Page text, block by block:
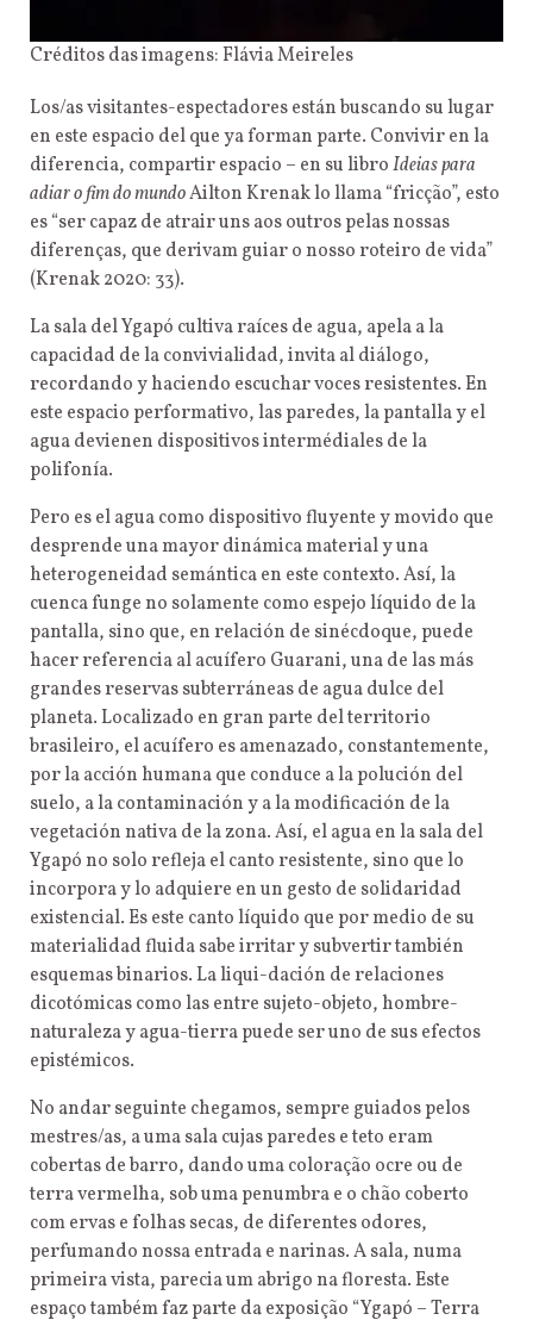
Créditos das imagens: Flávia Meireles
Los/as visitantes-espectadores están buscando su lugar
en este espacio del que ya forman parte. Convivir en la
diferencia, compartir espacio – en su libroIdeias para
adiar o fim do mundoAilton Krenak lo llama “fricção”, esto
es “ser capaz de atrair uns aos outros pelas nossas
diferenças, que derivam guiar o nosso roteiro de vida”
(Krenak 2020: 33).
La sala del Ygapó cultiva raíces de agua, apela a la
capacidad de la convivialidad, invita al diálogo,
recordando y haciendo escuchar voces resistentes. En
este espacio performativo, las paredes, la pantalla y el
agua devienen dispositivos intermédiales de la
polifonía.
Pero es el agua como dispositivo fluyente y movido que
desprende una mayor dinámica material y una
heterogeneidad semántica en este contexto. Así, la
cuenca funge no solamente como espejo líquido de la
pantalla, sino que, en relación de sinécdoque, puede
hacer referencia al acuífero Guarani, una de las más
grandes reservas subterráneas de agua dulce del
planeta. Localizado en gran parte del territorio
brasileiro, el acuífero es amenazado, constantemente,
por la acción humana que conduce a la polución del
suelo, a la contaminación y a la modificación de la
vegetación nativa de la zona. Así, el agua en la sala del
Ygapó no solo refleja el canto resistente, sino que lo
incorpora y lo adquiere en un gesto de solidaridad
existencial. Es este canto líquido que por medio de su
materialidad fluida sabe irritar y subvertir también
esquemas binarios. La liqui-dación de relaciones
dicotómicas como las entre sujeto-objeto, hombre-
naturaleza y agua-tierra puede ser uno de sus efectos
epistémicos.
No andar seguinte chegamos, sempre guiados pelos
mestres/as, a uma sala cujas paredes e teto eram
cobertas de barro, dando uma coloração ocre ou de
terra vermelha, sob uma penumbra e o chão coberto
com ervas e folhas secas, de diferentes odores,
perfumando nossa entrada e narinas. A sala, numa
primeira vista, parecia um abrigo na floresta. Este
espaço também faz parte da exposição “Ygapó – Terra